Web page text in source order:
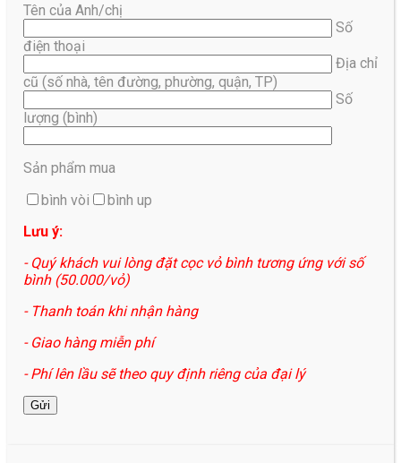
Tên của Anh/chị
Số
điện thoại
Địa chỉ
cũ (số nhà, tên đường, phường, quận, TP)
Số
lượng (bình)
Sản phẩm mua
bình vòi
bình up
Lưu ý:
- Quý khách vui lòng đặt cọc vỏ bình tương ứng với số
bình (50.000/vỏ)
- Thanh toán khi nhận hàng
- Giao hàng miễn phí
- Phí lên lầu sẽ theo quy định riêng của đại lý